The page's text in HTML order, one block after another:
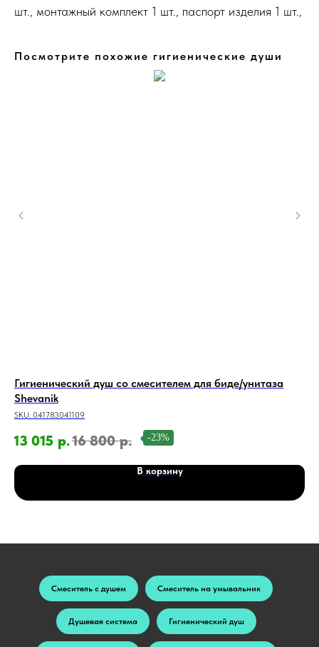
шт., монтажный комплект 1 шт., паспорт изделия 1 шт.,
Посмотрите похожие гигиенические души
Гигиенический душ со смесителем для биде/унитаза
Shevanik
SKU: 041783041109
13 015 р.16 800 р. -23%
В корзину
Смеситель с душем Смеситель на умывальник
Душевая система Гигиенический душ